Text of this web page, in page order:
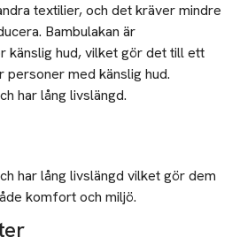
textilier, och det kräver mindre
Bambulakan är
känslig hud, vilket gör det till ett
med känslig hud.
har lång livslängd.
har lång livslängd vilket gör dem
komfort och miljö.